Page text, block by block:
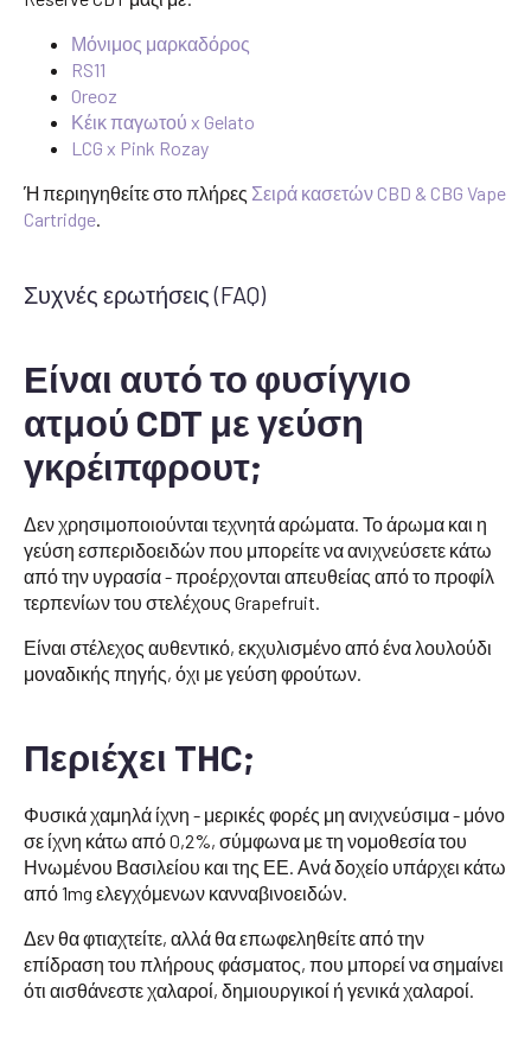
Μόνιμος μαρκαδόρος
RS11
Oreoz
Κέικ παγωτού x Gelato
LCG x Pink Rozay
Ή περιηγηθείτε στο πλήρες Σειρά κασετών CBD & CBG Vape
Cartridge.
Συχνές ερωτήσεις (FAQ)
Είναι αυτό το φυσίγγιο
ατμού CDT με γεύση
γκρέιπφρουτ;
Δεν χρησιμοποιούνται τεχνητά αρώματα. Το άρωμα και η
γεύση εσπεριδοειδών που μπορείτε να ανιχνεύσετε κάτω
από την υγρασία - προέρχονται απευθείας από το προφίλ
τερπενίων του στελέχους Grapefruit.
Είναι στέλεχος αυθεντικό, εκχυλισμένο από ένα λουλούδι
μοναδικής πηγής, όχι με γεύση φρούτων.
Περιέχει THC;
Φυσικά χαμηλά ίχνη - μερικές φορές μη ανιχνεύσιμα - μόνο
σε ίχνη κάτω από 0,2%, σύμφωνα με τη νομοθεσία του
Ηνωμένου Βασιλείου και της ΕΕ. Ανά δοχείο υπάρχει κάτω
από 1mg ελεγχόμενων κανναβινοειδών.
Δεν θα φτιαχτείτε, αλλά θα επωφεληθείτε από την
επίδραση του πλήρους φάσματος, που μπορεί να σημαίνει
ότι αισθάνεστε χαλαροί, δημιουργικοί ή γενικά χαλαροί.